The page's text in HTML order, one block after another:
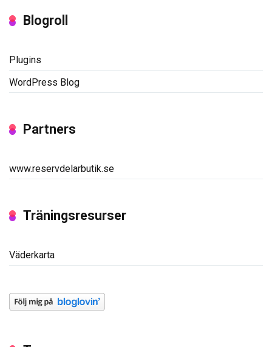
Blogroll
Plugins
WordPress Blog
Partners
www.reservdelarbutik.se
Träningsresurser
Väderkarta